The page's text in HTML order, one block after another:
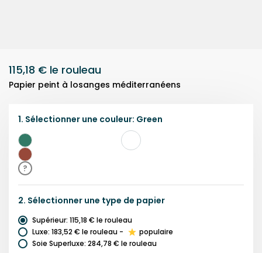
115,18 € le rouleau
Papier peint à losanges méditerranéens
1. Sélectionner une couleur: Green
Vert
Rose
?
2. Sélectionner une type de papier
Supérieur: 115,18 € le rouleau
Luxe: 183,52 € le rouleau -
populaire
Soie Superluxe: 284,78 € le rouleau